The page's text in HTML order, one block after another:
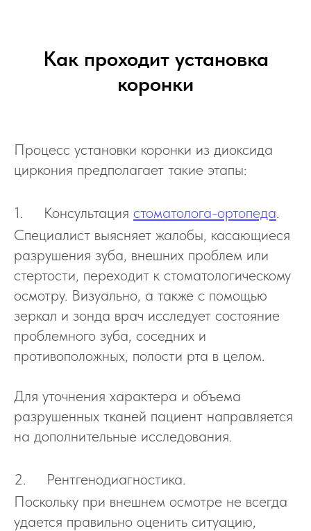
Как проходит установка
коронки
Процесс установки коронки из диоксида
циркония предполагает такие этапы:
1. Консультация стоматолога-ортопеда.
Специалист выясняет жалобы, касающиеся
разрушения зуба, внешних проблем или
стертости, переходит к стоматологическому
осмотру. Визуально, а также с помощью
зеркал и зонда врач исследует состояние
проблемного зуба, соседних и
противоположных, полости рта в целом.
Для уточнения характера и объема
разрушенных тканей пациент направляется
на дополнительные исследования.
2. Рентгенодиагностика.
Поскольку при внешнем осмотре не всегда
удается правильно оценить ситуацию,